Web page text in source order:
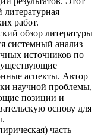
литературная
работ.
обзор литературы
системный анализ
источников по
аспекты. Автор
научной проблемы,
позиции и
основу для
часть